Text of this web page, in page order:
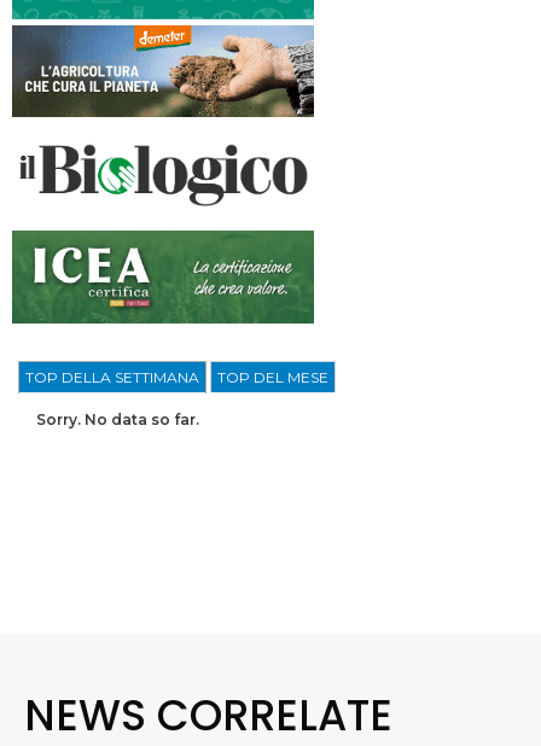
TOP DELLA SETTIMANA TOP DEL MESE
Sorry. No data so far.
NEWS CORRELATE